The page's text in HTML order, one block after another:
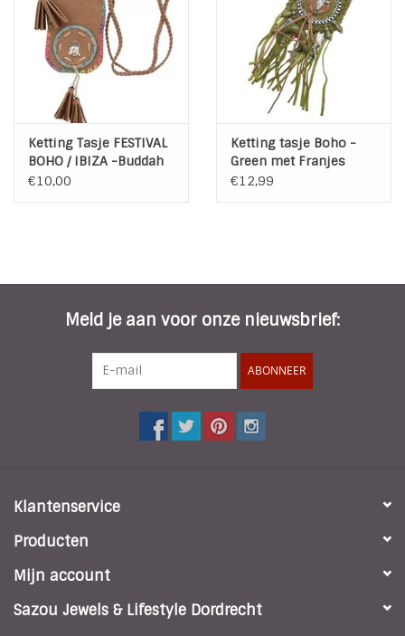
Ketting Tasje FESTIVAL
BOHO / IBIZA -Buddah
€10,00
Ketting tasje Boho -
Green met Franjes
€12,99
Meld je aan voor onze nieuwsbrief:
ABONNEER
Klantenservice
Producten
Mijn account
Sazou Jewels & Lifestyle Dordrecht